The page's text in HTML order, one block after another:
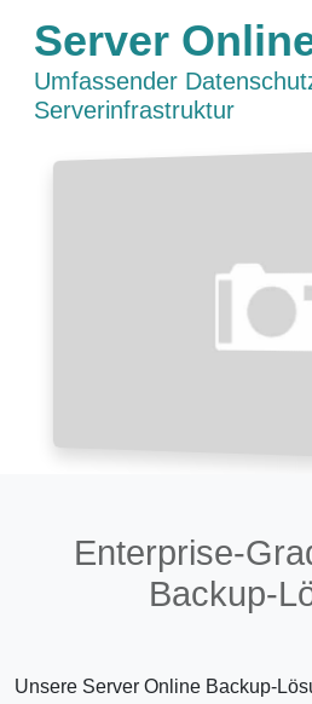
Server
Umfassender
Serverinfrastruktur
Enterprise-
Backup-
Unsere Server Online Backup-